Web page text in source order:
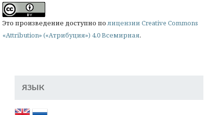
Это произведение доступно полицензии Creative Commons
«Attribution» («Атрибуция») 4.0 Всемирная.
ЯЗЫК